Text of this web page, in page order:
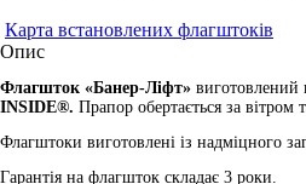
Карта встановлених флагштоків
Опис
Флагшток «Банер-Ліфт» виготовлений
INSIDE®. Прапор обертається за вітром
Флагштоки виготовлені із надміцного
Гарантія на флагшток складає 3 роки.